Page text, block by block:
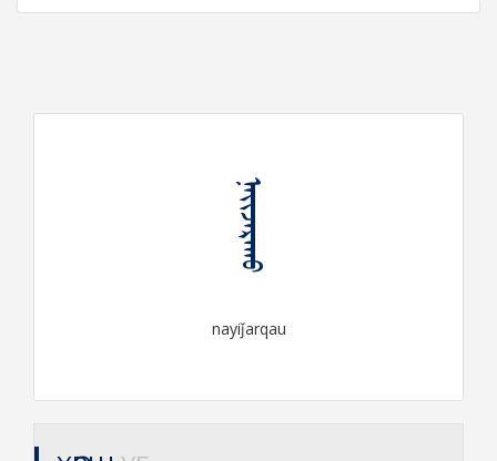
ᠨᠠᠶᠢᠵᠠᠷᠬᠠᠤ
nayiǰarqau